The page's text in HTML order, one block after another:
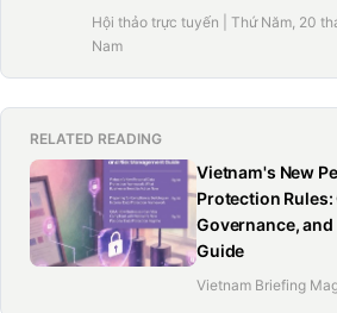
Hội thảo trực tuyến | Thứ Năm, 20
Nam
RELATED READING
Vietnam's New
Protection
Governance,
Guide
Vietnam Briefing